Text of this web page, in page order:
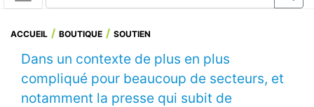
ACCUEIL BOUTIQUE SOUTIEN
Dans un contexte de plus en plus
compliqué pour beaucoup de secteurs, et
notamment la presse qui subit de